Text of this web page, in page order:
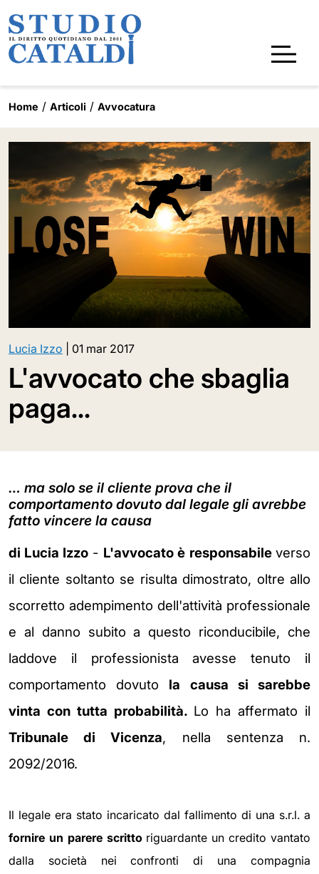
Home Articoli Avvocatura
Lucia Izzo 01 mar 2017
L'avvocato che sbaglia
paga...
… ma solo se il cliente prova che il
comportamento dovuto dal legale gli avrebbe
fatto vincere la causa
di Lucia Izzo - L'avvocato è responsabileverso
il cliente soltanto se risulta dimostrato, oltre allo
scorretto adempimento dell'attività professionale
e al danno subito a questo riconducibile, che
laddove il professionista avesse tenuto il
comportamento dovuto la causa si sarebbe
vinta con tutta probabilità. Lo ha affermato il
Tribunale di Vicenza, nella sentenza n.
2092/2016.
Il legale era stato incaricato dal fallimento di una s.r.l. a
fornire un parere scrittoriguardante un credito vantato
dalla società nei confronti di una compagnia